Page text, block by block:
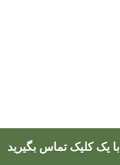
با یک کلیک تماس بگیرید